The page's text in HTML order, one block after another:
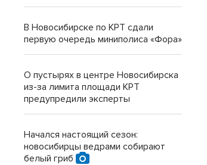
В Новосибирске по КРТ сдали
первую очередь миниполиса «Фора»
О пустырях в центре Новосибирска
из-за лимита площади КРТ
предупредили эксперты
Начался настоящий сезон:
новосибирцы ведрами собирают
белый гриб